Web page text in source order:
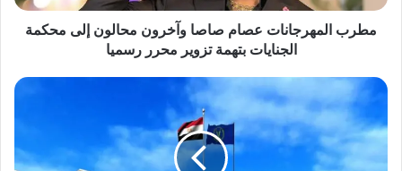
الجنايات
بتهمة
رسميا
مطرب المهرجانات عصام صاصا وآخرون محالون إلى محكمة
الجنايات بتهمة تزوير محرر رسميا
حركة_ترقيات
وتنقلات
ضباط
الشرطة